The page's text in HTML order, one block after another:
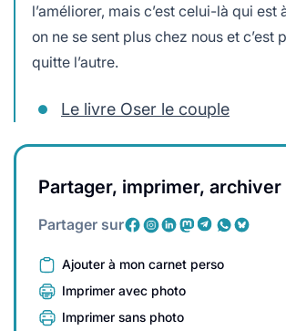
l’améliorer, mais c’est celui-là qui est
on ne se sent plus chez nous et c’est
quitte l’autre.
Le livre Oser le couple
Partager, imprimer, archiver
Partager sur
Ajouter à mon carnet perso
Imprimer avec photo
Imprimer sans photo